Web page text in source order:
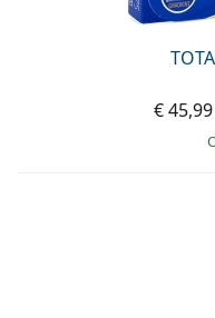
€ 45,99